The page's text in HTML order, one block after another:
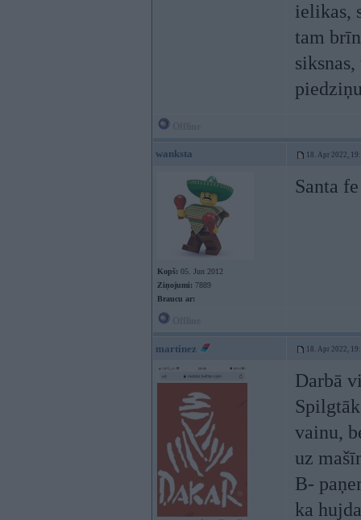
ielikas,
tam
wanksta 18. Apr 2022,
Kopš: 05. Jun 2012
Ziņojumi: 7889
Braucu ar:
Santa
martinez 18. Apr 2022,
Darbā
vainu,
uz
B-
ka